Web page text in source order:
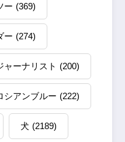
ー (369)
ー (274)
ャーナリスト (200)
シアンブルー (222)
犬 (2189)